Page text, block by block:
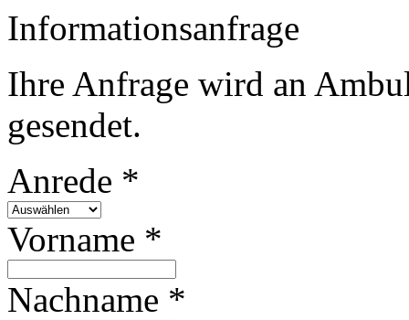
Informationsanfrage
Ihre Anfrage wird an
gesendet.
Anrede *
Vorname *
Nachname *